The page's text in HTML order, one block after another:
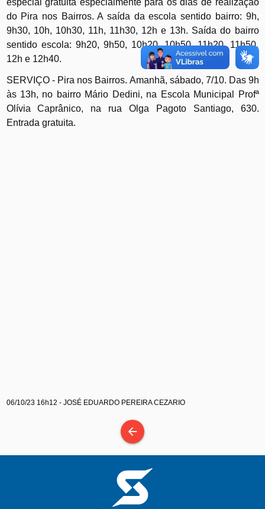
especial gratuita especialmente para os dias de realização
do Pira nos Bairros. A saída da escola sentido bairro: 9h,
9h30, 10h, 10h30, 11h, 11h30, 12h e 13h. Saída do bairro
sentido escola: 9h20, 9h50, 10h20, 10h50, 11h20, 11h50,
12h e 12h40.
SERVIÇO - Pira nos Bairros. Amanhã, sábado, 7/10. Das 9h
às 13h, no bairro Mário Dedini, na Escola Municipal Profª
Olívia Caprânico, na rua Olga Pagoto Santiago, 630.
Entrada gratuita.
06/10/23 16h12 - JOSÉ EDUARDO PEREIRA CEZARIO
arrow_back